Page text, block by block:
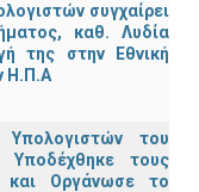
συγχαίρει
καθ. Λυδία
της στην Εθνική
Η.Π.Α
του
Υποδέχθηκε τους
και Οργάνωσε το